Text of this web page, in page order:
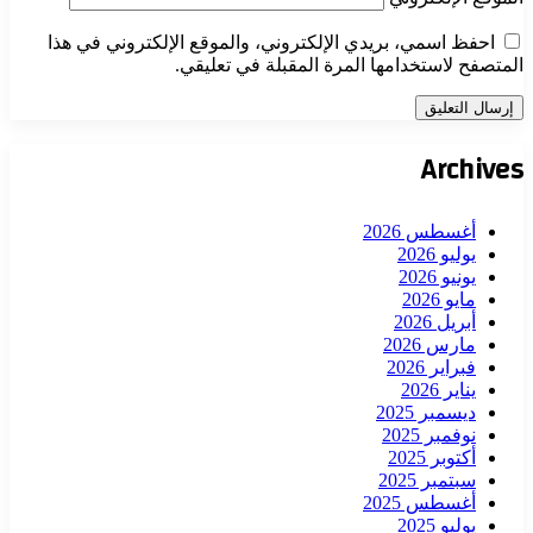
احفظ اسمي، بريدي الإلكتروني، والموقع الإلكتروني في هذا
المتصفح لاستخدامها المرة المقبلة في تعليقي.
Archives
أغسطس 2026
يوليو 2026
يونيو 2026
مايو 2026
أبريل 2026
مارس 2026
فبراير 2026
يناير 2026
ديسمبر 2025
نوفمبر 2025
أكتوبر 2025
سبتمبر 2025
أغسطس 2025
يوليو 2025